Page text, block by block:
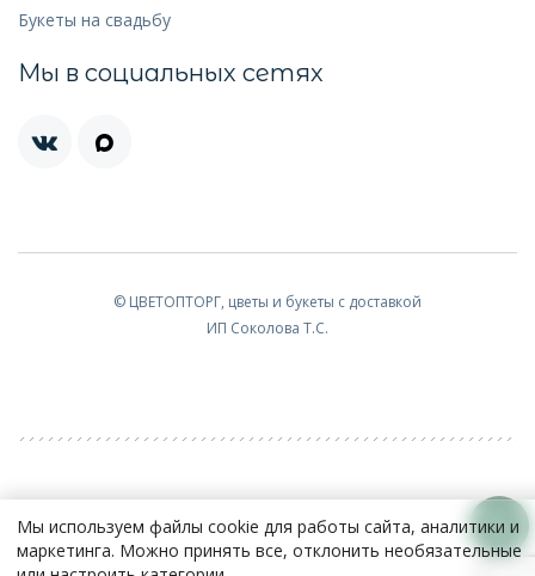
Букеты на свадьбу
Мы в социальных сетях
© ЦВЕТОПТОРГ, цветы и букеты с доставкой
ИП Соколова Т.С.
Мы используем файлы cookie для работы сайта, аналитики и
маркетинга. Можно принять все, отклонить необязательные